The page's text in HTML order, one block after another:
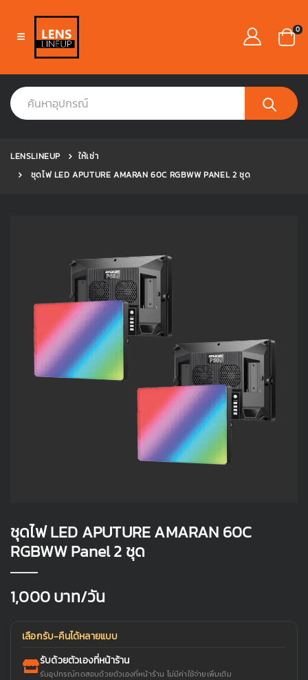
0
LENSLINEUP
ให้เช่า
ชุดไฟ LED APUTURE AMARAN 60C RGBWW PANEL 2 ชุด
ชุดไฟ LED APUTURE AMARAN 60C
RGBWW Panel 2 ชุด
1,000บาท/วัน
เลือกรับ-คืนได้หลายแบบ
รับด้วยตัวเองที่หน้าร้าน
รับอุปกรณ์ทดสอบด้วยตัวเองที่หน้าร้าน ไม่มีค่าใช้จ่ายเพิ่มเติม